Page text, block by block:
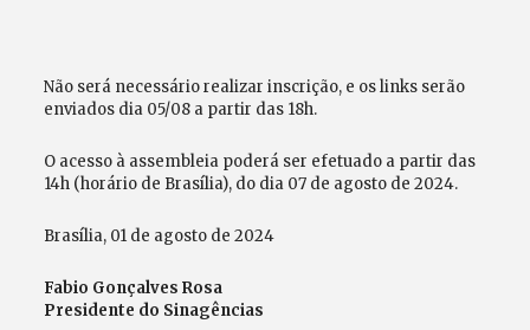
Não será necessário realizar inscrição, e os links serão
enviados dia 05/08 a partir das 18h.
O acesso à assembleia poderá ser efetuado a partir das
14h (horário de Brasília), do dia 07 de agosto de 2024.
Brasília, 01 de agosto de 2024
Fabio Gonçalves Rosa
Presidente do Sinagências